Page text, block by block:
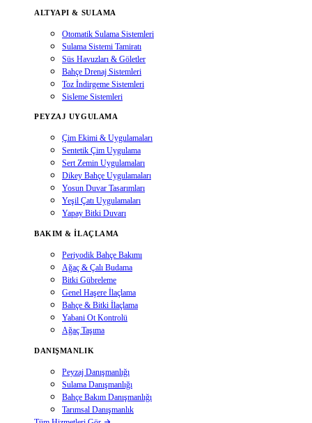
ALTYAPI & SULAMA
Otomatik Sulama Sistemleri
Sulama Sistemi Tamiratı
Süs Havuzları & Göletler
Bahçe Drenaj Sistemleri
Toz İndirgeme Sistemleri
Sisleme Sistemleri
PEYZAJ UYGULAMA
Çim Ekimi & Uygulamaları
Sentetik Çim Uygulama
Sert Zemin Uygulamaları
Dikey Bahçe Uygulamaları
Yosun Duvar Tasarımları
Yeşil Çatı Uygulamaları
Yapay Bitki Duvarı
BAKIM & İLAÇLAMA
Periyodik Bahçe Bakımı
Ağaç & Çalı Budama
Bitki Gübreleme
Genel Haşere İlaçlama
Bahçe & Bitki İlaçlama
Yabani Ot Kontrolü
Ağaç Taşıma
DANIŞMANLIK
Peyzaj Danışmanlığı
Sulama Danışmanlığı
Bahçe Bakım Danışmanlığı
Tarımsal Danışmanlık